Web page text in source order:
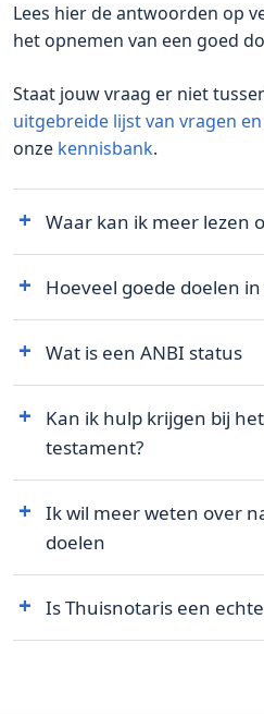
Lees hier de antwoorden op
het opnemen van een goed
Staat jouw vraag er niet
uitgebreide lijst van vragen
onze kennisbank.
Waar kan ik meer lezen
Hoeveel goede doelen
Wat is een ANBI status
Kan ik hulp krijgen bij
testament?
Ik wil meer weten over
doelen
Is Thuisnotaris een